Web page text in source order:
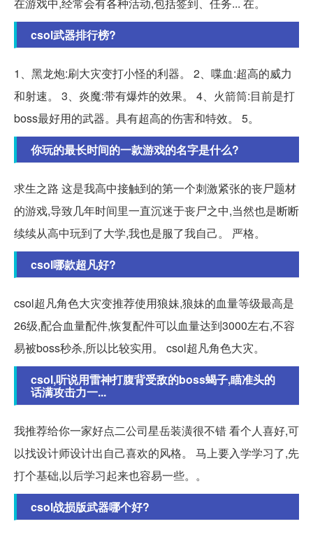
在游戏中,经常会有各种活动,包括签到、任务... 在。
csol武器排行榜?
1、黑龙炮:刷大灾变打小怪的利器。 2、喋血:超高的威力
和射速。 3、炎魔:带有爆炸的效果。 4、火箭筒:目前是打
boss最好用的武器。具有超高的伤害和特效。 5。
你玩的最长时间的一款游戏的名字是什么?
求生之路 这是我高中接触到的第一个刺激紧张的丧尸题材
的游戏,导致几年时间里一直沉迷于丧尸之中,当然也是断断
续续从高中玩到了大学,我也是服了我自己。 严格。
csol哪款超凡好?
csol超凡角色大灾变推荐使用狼妹,狼妹的血量等级最高是
26级,配合血量配件,恢复配件可以血量达到3000左右,不容
易被boss秒杀,所以比较实用。 csol超凡角色大灾。
csol,听说用雷神打腹背受敌的boss蝎子,瞄准头的
话满攻击力一...
我推荐给你一家好点二公司星岳装潢很不错 看个人喜好,可
以找设计师设计出自己喜欢的风格。 马上要入学学习了,先
打个基础,以后学习起来也容易一些。。
csol战损版武器哪个好?